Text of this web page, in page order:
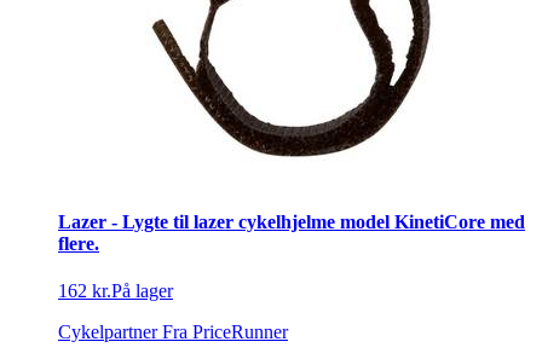
Lazer - Lygte til lazer cykelhjelme model KinetiCore med
flere.
162 kr.På lager
Cykelpartner Fra PriceRunner